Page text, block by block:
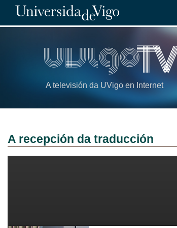
A televisión da UVigo en Internet
A recepción da traducción